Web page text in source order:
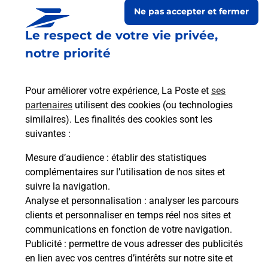
Le respect de votre vie privée,
notre priorité
Pour améliorer votre expérience, La Poste et ses
partenaires utilisent des cookies (ou technologies
similaires). Les finalités des cookies sont les
suivantes :
Mesure d’audience : établir des statistiques
complémentaires sur l’utilisation de nos sites et
suivre la navigation.
Analyse et personnalisation : analyser les parcours
clients et personnaliser en temps réel nos sites et
communications en fonction de votre navigation.
Publicité : permettre de vous adresser des publicités
en lien avec vos centres d’intérêts sur notre site et
Ne pas accepter et fermer
Prochaine collecte du courrierlundià 09h00
1 Pl Du Soldat Jean Pierre Ferrere
31440 Fronsac
Itinéraire
Le lien s'ouvre dans un nouvel onglet